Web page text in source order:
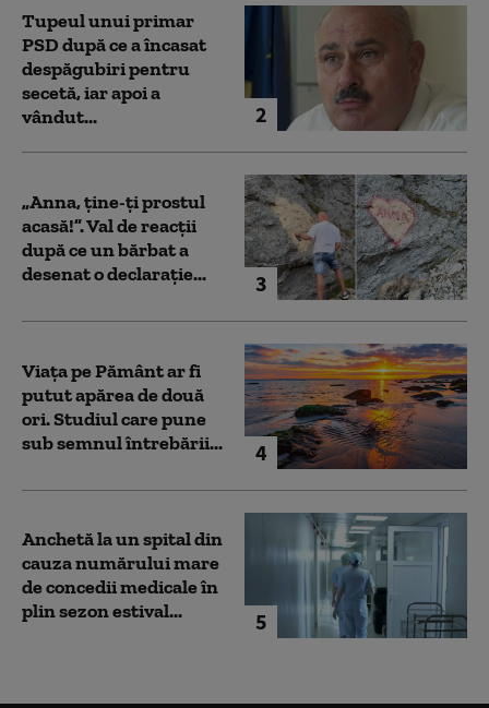
2
Tupeul unui primar
PSD după ce a încasat
despăgubiri pentru
secetă, iar apoi a
vândut...
3
„Anna, ţine-ţi prostul
acasă!”. Val de reacții
după ce un bărbat a
desenat o declarație...
4
Viața pe Pământ ar fi
putut apărea de două
ori. Studiul care pune
sub semnul întrebării...
5
Anchetă la un spital din
cauza numărului mare
de concedii medicale în
plin sezon estival...